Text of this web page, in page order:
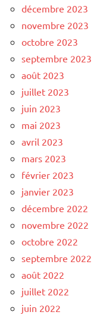
décembre 2023
novembre 2023
octobre 2023
septembre 2023
août 2023
juillet 2023
juin 2023
mai 2023
avril 2023
mars 2023
février 2023
janvier 2023
décembre 2022
novembre 2022
octobre 2022
septembre 2022
août 2022
juillet 2022
juin 2022